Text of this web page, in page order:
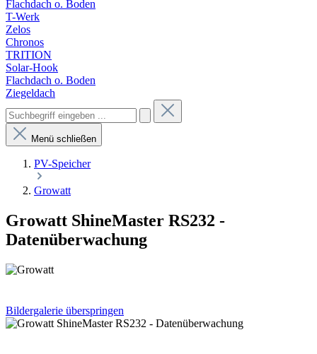
Flachdach o. Boden
T-Werk
Zelos
Chronos
TRITION
Solar-Hook
Flachdach o. Boden
Ziegeldach
Menü schließen
PV-Speicher
Growatt
Growatt ShineMaster RS232 -
Datenüberwachung
Bildergalerie überspringen